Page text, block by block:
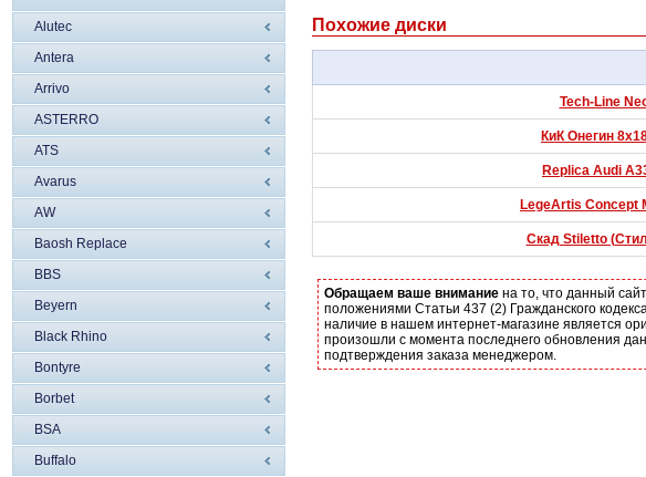
Alutec
Antera
Arrivo
ASTERRO
ATS
Avarus
AW
Baosh Replace
BBS
Beyern
Black Rhino
Bontyre
Borbet
BSA
Buffalo
Похожие диски
Tech-Line
КиК Онегин
Replica Audi
LegeArtis Concept
Скад Stiletto
Обращаем ваше внимание на то, что данный
положениями Статьи 437 (2) Гражданского
наличие в нашем интернет-магазине является
произошли с момента последнего обновления
подтверждения заказа менеджером.